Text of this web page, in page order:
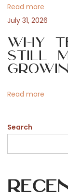
t
i
o
n
o
u
c
r
é
e
t
x
Read more
July 31, 2026
Why
Still
Read more
Search